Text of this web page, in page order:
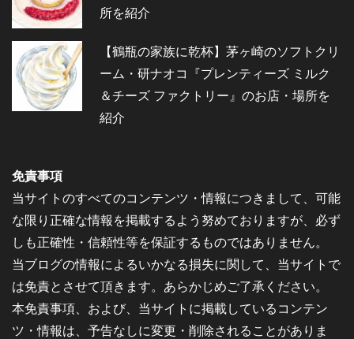
所を紹介
【鶴瓶の家族に乾杯】茅ヶ崎のソフトクリ
ーム・研ナオコ『プレンティーズ ミルク
＆チーズ ファクトリー』のお店・場所を
紹介
免責事項
当サイトのすべてのコンテンツ・情報につきまして、可能
な限り正確な情報を掲載するよう努めておりますが、必ず
しも正確性・信頼性等を保証するものではありません。
当ブログの情報によるいかなる損失に関して、当サイトで
は免責とさせて頂きます。あらかじめご了承ください。
本免責事項、および、当サイトに掲載しているコンテン
ツ・情報は、予告なしに変更・削除されることがありま